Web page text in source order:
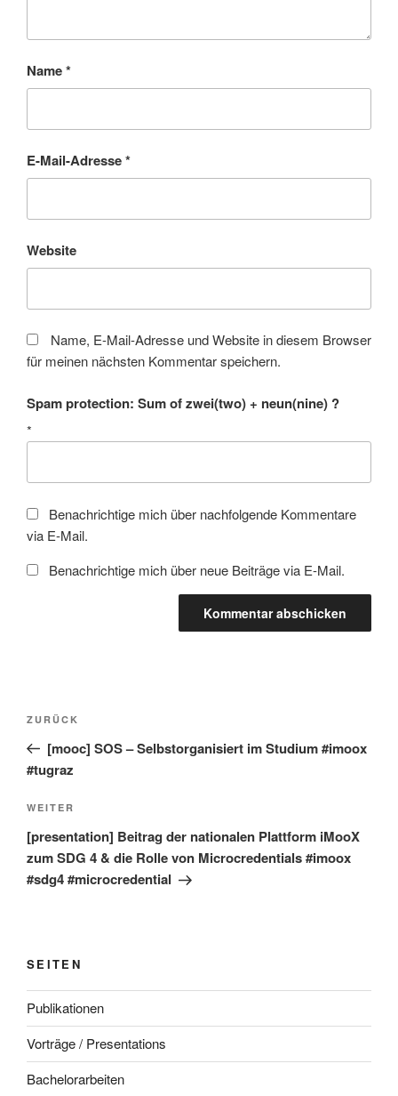
Name*
E-Mail-Adresse*
Website
Name, E-Mail-Adresse und Website in diesem Browser
für meinen nächsten Kommentar speichern.
Spam protection: Sum of zwei(two) + neun(nine) ?
*
Benachrichtige mich über nachfolgende Kommentare
via E-Mail.
Benachrichtige mich über neue Beiträge via E-Mail.
Beitragsnavigation
Vorheriger
Beitrag
ZURÜCK
[mooc] SOS – Selbstorganisiert im Studium #imoox
#tugraz
Nächster
Beitrag
WEITER
[presentation] Beitrag der nationalen Plattform iMooX
zum SDG 4 & die Rolle von Microcredentials #imoox
#sdg4 #microcredential
SEITEN
Publikationen
Vorträge / Presentations
Bachelorarbeiten